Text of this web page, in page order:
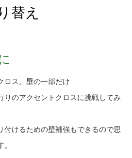
替え
ロス。壁の一部だけ
りのアクセントクロスに挑戦してみ
付けるための壁補強もできるので思